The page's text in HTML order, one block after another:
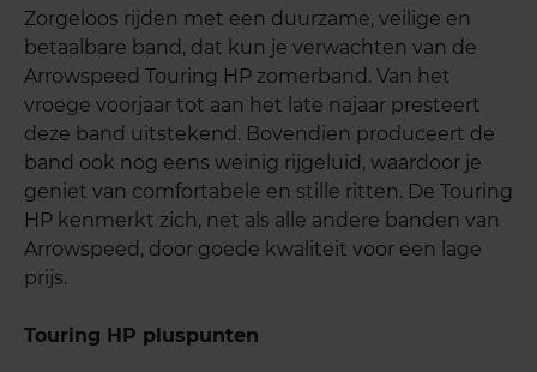
Zorgeloos rijden met een duurzame, veilige en
betaalbare band, dat kun je verwachten van de
Arrowspeed Touring HP zomerband. Van het
vroege voorjaar tot aan het late najaar presteert
deze band uitstekend. Bovendien produceert de
band ook nog eens weinig rijgeluid, waardoor je
geniet van comfortabele en stille ritten. De Touring
HP kenmerkt zich, net als alle andere banden van
Arrowspeed, door goede kwaliteit voor een lage
prijs.
Touring HP pluspunten